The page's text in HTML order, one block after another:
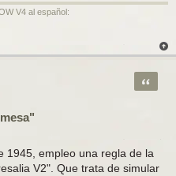
V4 al español:
Citar
1945, empleo una regla de la
V2". Que trata de simular